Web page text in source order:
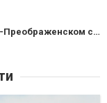
Пасхальное Богослужение в Спасо-Преображенском соборе, Никополь